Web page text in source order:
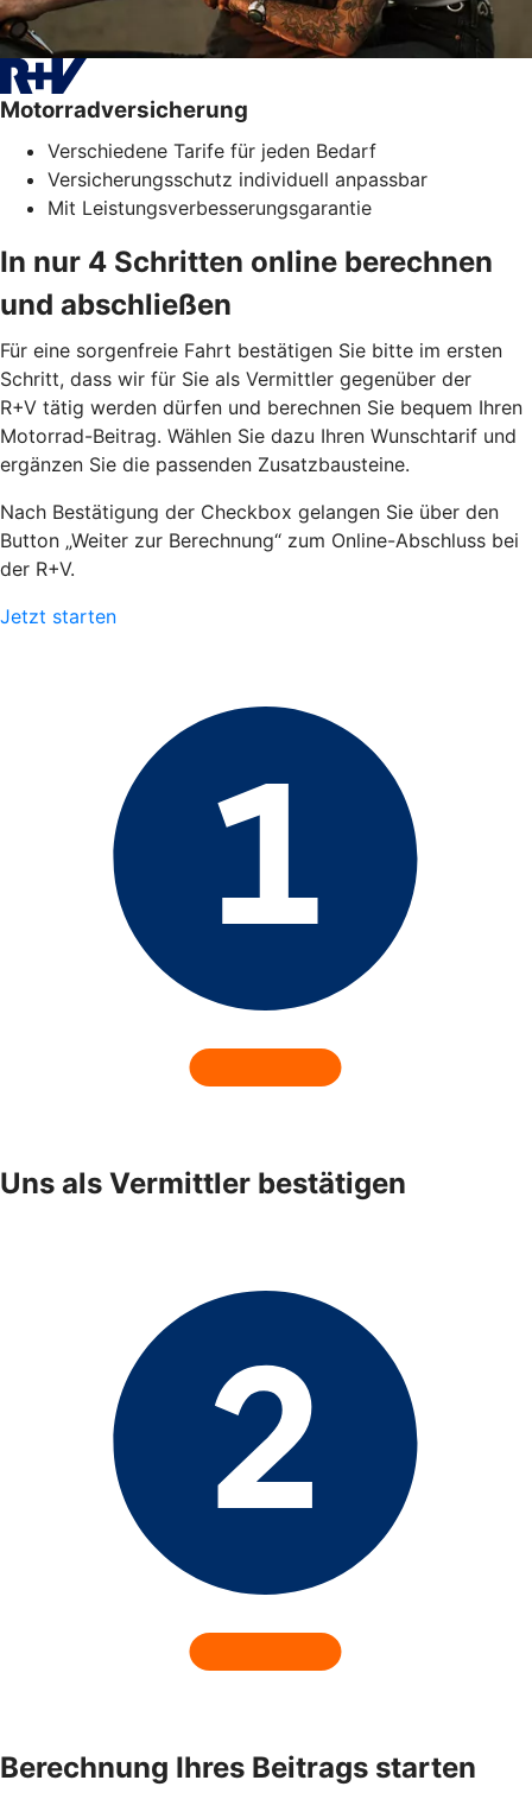
Motorradversicherung
Verschiedene Tarife für jeden Bedarf
Versicherungsschutz individuell anpassbar
Mit Leistungsverbesserungsgarantie
In nur 4 Schritten online berechnen
und abschließen
Für eine sorgenfreie Fahrt bestätigen Sie bitte im ersten
Schritt, dass wir für Sie als Vermittler gegenüber der
R+V tätig werden dürfen und berechnen Sie bequem Ihren
Motorrad-Beitrag. Wählen Sie dazu Ihren Wunschtarif und
ergänzen Sie die passenden Zusatzbausteine.
Nach Bestätigung der Checkbox gelangen Sie über den
Button „Weiter zur Berechnung“ zum Online-Abschluss bei
der R+V.
Jetzt starten
Uns als Vermittler bestätigen
Berechnung Ihres Beitrags starten